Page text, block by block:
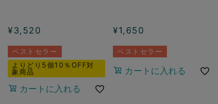
¥3,520
ベストセラー
よりどり5個10％OFF対
象商品
カートに入れる
¥1,650
ベストセラー
カートに入れる